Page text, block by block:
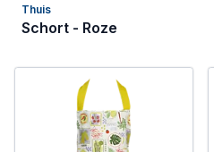
Thuis
Schort - Roze